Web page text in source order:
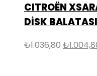
CITROËN
DİSK BALATASI
₺1.036,80Orijinal
₺